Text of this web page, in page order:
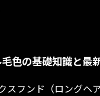
色の基礎知識と最
スフンド（ロングヘ